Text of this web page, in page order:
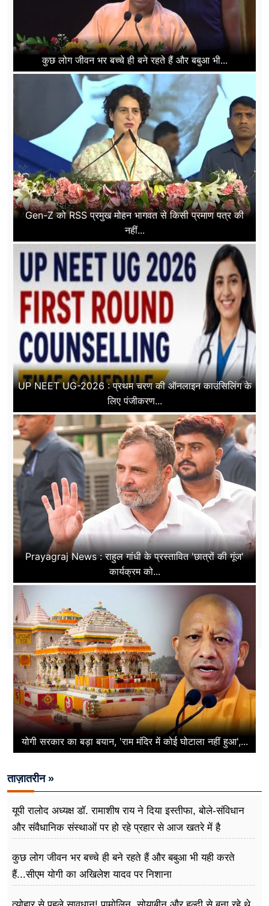
कुछ लोग जीवन भर बच्चे ही बने रहते हैं और बबुआ भी...
Gen-Z को RSS प्रमुख मोहन भागवत से किसी प्रमाण पत्र की
नहीं...
UP NEET UG-2026 : प्रथम चरण की ऑनलाइन काउंसिलिंग के
लिए पंजीकरण...
Prayagraj News : राहुल गांधी के प्रस्तावित 'छात्रों की गूंज'
कार्यक्रम को...
योगी सरकार का बड़ा बयान, 'राम मंदिर में कोई घोटाला नहीं हुआ',...
ताज़ातरीन »
यूपी रालोद अध्यक्ष डॉ. रामाशीष राय ने दिया इस्तीफा, बोले-संविधान
और संवैधानिक संस्थाओं पर हो रहे प्रहार से आज खतरे में है
कुछ लोग जीवन भर बच्चे ही बने रहते हैं और बबुआ भी यही करते
हैं...सीएम योगी का अखिलेश यादव पर निशाना